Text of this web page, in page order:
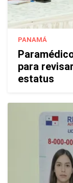
PANAMÁ
para
estatus